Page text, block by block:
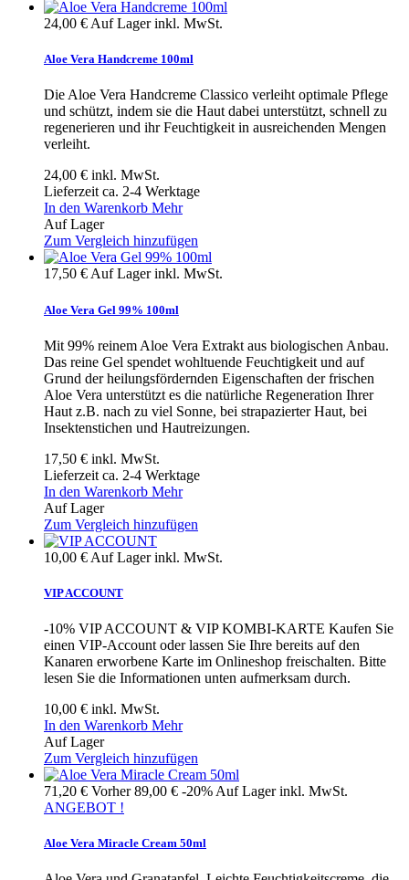
24,00 € Auf Lagerinkl. MwSt.
Aloe Vera Handcreme 100ml
Die Aloe Vera Handcreme Classico verleiht optimale Pflege
und schützt, indem sie die Haut dabei unterstützt, schnell zu
regenerieren und ihr Feuchtigkeit in ausreichenden Mengen
verleiht.
24,00 € inkl. MwSt.
Lieferzeit ca. 2-4 Werktage
In den Warenkorb Mehr
Auf Lager
Zum Vergleich hinzufügen
17,50 € Auf Lagerinkl. MwSt.
Aloe Vera Gel 99% 100ml
Mit 99% reinem Aloe Vera Extrakt aus biologischen Anbau.
Das reine Gel spendet wohltuende Feuchtigkeit und auf
Grund der heilungsfördernden Eigenschaften der frischen
Aloe Vera unterstützt es die natürliche Regeneration Ihrer
Haut z.B. nach zu viel Sonne, bei strapazierter Haut, bei
Insektenstichen und Hautreizungen.
17,50 € inkl. MwSt.
Lieferzeit ca. 2-4 Werktage
In den Warenkorb Mehr
Auf Lager
Zum Vergleich hinzufügen
10,00 € Auf Lagerinkl. MwSt.
VIP ACCOUNT
-10% VIP ACCOUNT & VIP KOMBI-KARTE Kaufen Sie
einen VIP-Account oder lassen Sie Ihre bereits auf den
Kanaren erworbene Karte im Onlineshop freischalten. Bitte
lesen Sie die Informationen unten aufmerksam durch.
10,00 € inkl. MwSt.
In den Warenkorb Mehr
Auf Lager
Zum Vergleich hinzufügen
71,20 € Vorher89,00 € -20% Auf Lagerinkl. MwSt.
ANGEBOT !
Aloe Vera Miracle Cream 50ml